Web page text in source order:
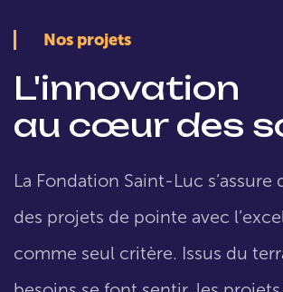
Nos projets
L'innovation
au cœur des
La Fondation Saint-Luc s’assure
des projets de pointe avec
comme seul critère. Issus du